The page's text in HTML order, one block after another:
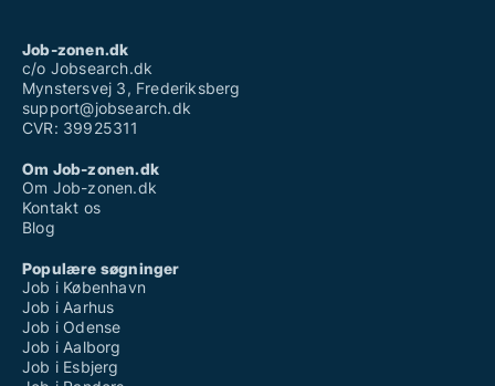
Job-zonen.dk
c/o Jobsearch.dk
Mynstersvej 3, Frederiksberg
support@jobsearch.dk
CVR: 39925311
Om Job-zonen.dk
Om Job-zonen.dk
Kontakt os
Blog
Populære søgninger
Job i København
Job i Aarhus
Job i Odense
Job i Aalborg
Job i Esbjerg